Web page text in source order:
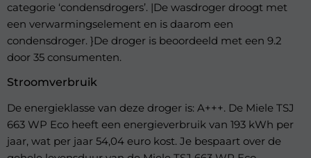
categorie ‘condensdrogers’. |De wasdroger droogt met
een verwarmingselement en is daarom een
condensdroger. }De droger is beoordeeld met een 9.2
door 35 consumenten.
Stroomverbruik
De energieklasse van deze droger is: A+++. De Miele TSJ
663 WP Eco heeft een energieverbruik van 193 kWh per
jaar, wat per jaar 54,04 euro kost. Je bespaart over de